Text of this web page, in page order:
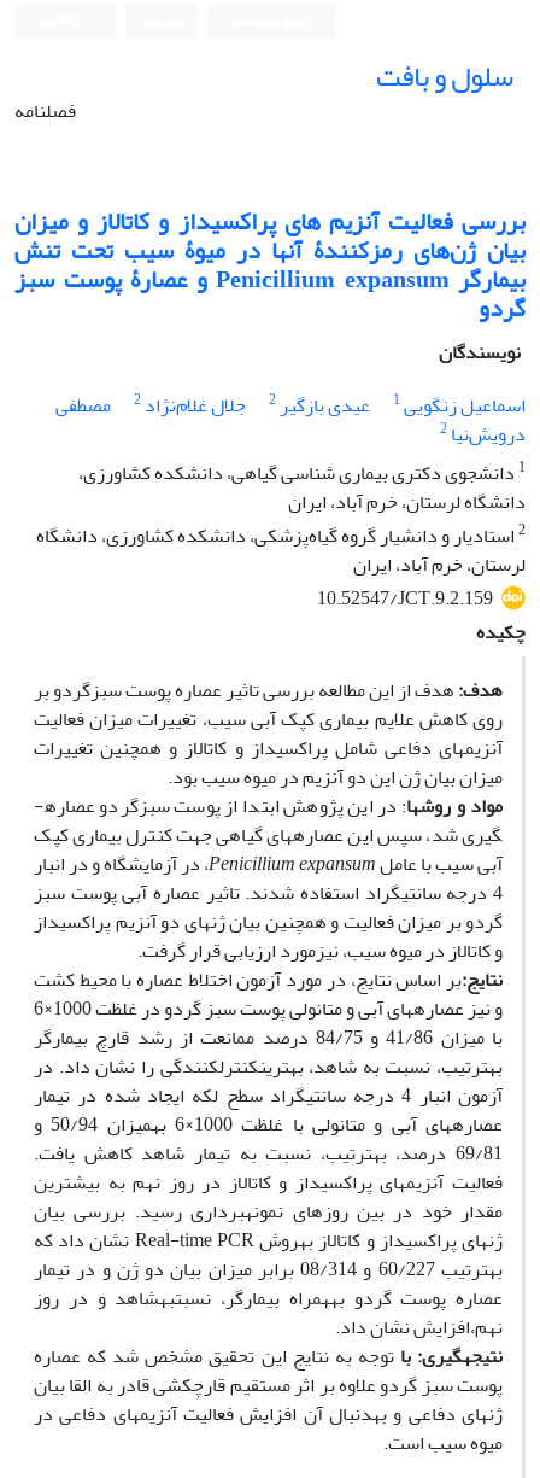
سلول و بافت
فصلنامه
بررسی فعالیت آنزیم های پراکسیداز و کاتالاز و میزان
بیان ژن‌های رمزکنندۀ آنها در میوۀ سیب تحت تنش
بیمارگر Penicillium expansum و عصارۀ پوست سبز
گردو
نویسندگان
اسماعیل زنگویی1 عیدی بازگیر2 جلال غلام‌نژاد2
مصطفی
درویش‌نیا2
1 دانشجوی دکتری بیماری شناسی گیاهی، دانشکده کشاورزی،
دانشگاه لرستان، خرم آباد، ایران
2استادیار و دانشیار گروه گیاه‌پزشکی، دانشکده کشاورزی، دانشگاه
لرستان، خرم آباد، ایران
10.52547/JCT.9.2.159
چکیده
هدف:هدف از این مطالعه بررسی تاثیر عصاره پوست سبزگردو بر
روی کاهش علایم بیماری کپک آبی سیب، تغییرات میزان فعالیت
آنزیمهای دفاعی شامل پراکسیداز و کاتالاز و همچنین تغییرات
میزان بیان ژن این دو آنزیم در میوه سیب بود.
مواد و روش­ها: در این پژوهش ابتدا از پوست سبزگردو عصاره­
گیری شد، سپس این عصاره­های گیاهی جهت کنترل بیماری کپک
آبی سیب با عاملPenicillium expansum، در آزمایشگاه و در انبار
4 درجه سانتی­گراد استفاده شدند. تاثیر عصاره آبی پوست سبز
گردو بر میزان فعالیت و همچنین بیان ژن­های دو آنزیم پراکسیداز
و کاتالاز در میوه سیب، نیزمورد ارزیابی قرار گرفت.
نتایج:بر اساس نتایج، در مورد آزمون اختلاط عصاره با محیط کشت
و نیز عصاره­های آبی و متانولی پوست سبز گردو در غلظت 1000×6
با میزان 41/86 و 84/75 درصد ممانعت از رشد قارچ بیمارگر
بهترتیب، نسبت به شاهد، بهترینکنترل­کنندگی را نشان داد. در
آزمون انبار 4 درجه سانتی­گراد سطح لکه ایجاد شده در تیمار
عصارههای آبی و متانولی با غلظت 1000×6 بهمیزان 50/94 و
69/81 درصد، بهترتیب، نسبت به تیمار شاهد کاهش یافت.
فعالیت آنزیمهای پراکسیداز و کاتالاز در روز نهم به بیشترین
مقدار خود در بین روزهای نمونه­برداری رسید. بررسی بیان
ژنهای پراکسیداز و کاتالاز بهروش Real-time PCR نشان داد که
بهترتیب 60/227 و 08/314 برابر میزان بیان دو ژن و در تیمار
عصاره پوست گردو بههمراه بیمارگر، نسبتبهشاهد و در روز
نهم،افزایش نشان داد.
نتیجه­گیری: با توجه به نتایج این تحقیق مشخص شد که عصاره
پوست سبز گردو علاوه بر اثر مستقیم قارچکشی قادر به القا بیان
ژن­های دفاعی و بهدنبال آن افزایش فعالیت آنزیمهای دفاعی در
میوه سیب است.